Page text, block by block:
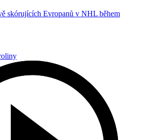
skórujících Evropanů v NHL během